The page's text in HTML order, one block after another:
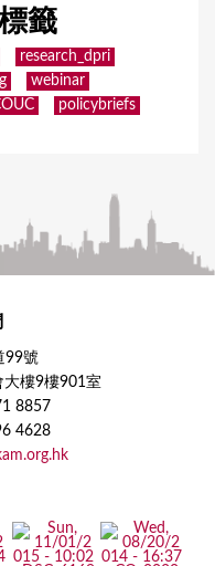
籤
research_dpri
webinar
policybriefs
99號
樓9樓901室
8857
4628